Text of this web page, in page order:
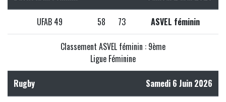
UFAB 49 58 73 ASVEL féminin
Classement ASVEL féminin : 9ème
Ligue Féminine
Rugby Samedi 6 Juin 2026